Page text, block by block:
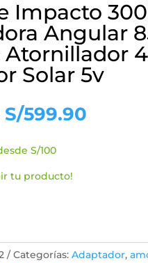
Impacto
Angular
Atornillador
Solar 5v
El
precio
original
era:
S/654.90.
S/599.90El
S/100
tu producto!
Categorías: Adaptador,